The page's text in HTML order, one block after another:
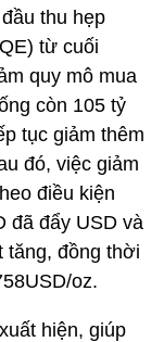
thu hẹp
từ cuối
quy mô mua
còn 105 tỷ
tục giảm thêm
đó, việc giảm
điều kiện
đã đẩy USD và
tăng, đồng thời
oz.
hiện, giúp